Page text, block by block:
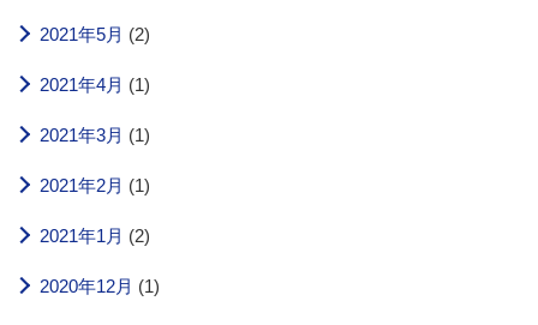
2021年5月 (2)
2021年4月 (1)
2021年3月 (1)
2021年2月 (1)
2021年1月 (2)
2020年12月 (1)